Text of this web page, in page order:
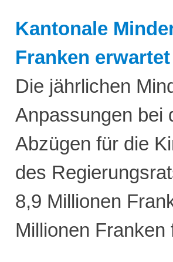
Kantonale
Franken erwartet
Die jährlichen
Anpassungen bei
Abzügen für die
des
8,9 Millionen
Millionen